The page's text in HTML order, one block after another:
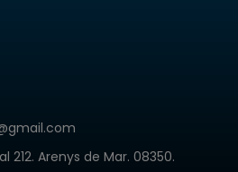
212. Arenys de Mar. 08350.